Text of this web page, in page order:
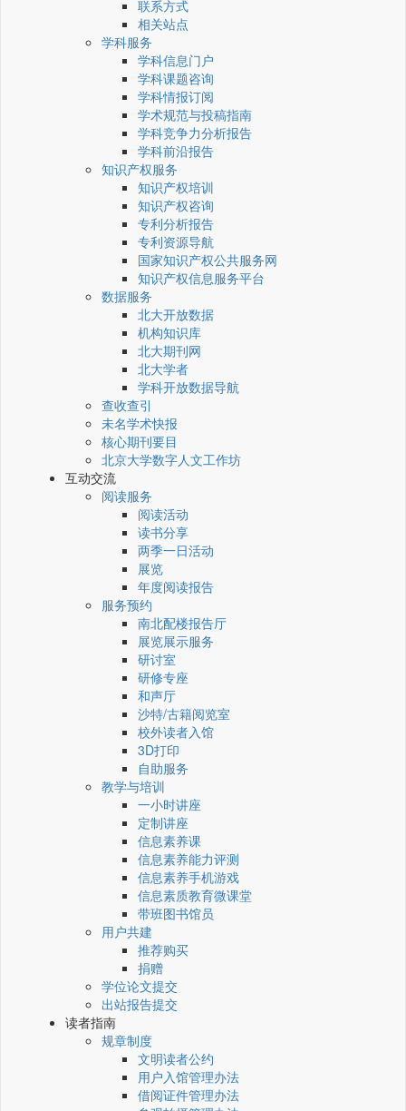
联系方式
相关站点
学科服务
学科信息门户
学科课题咨询
学科情报订阅
学术规范与投稿指南
学科竞争力分析报告
学科前沿报告
知识产权服务
知识产权培训
知识产权咨询
专利分析报告
专利资源导航
国家知识产权公共服务网
知识产权信息服务平台
数据服务
北大开放数据
机构知识库
北大期刊网
北大学者
学科开放数据导航
查收查引
未名学术快报
核心期刊要目
北京大学数字人文工作坊
互动交流
阅读服务
阅读活动
读书分享
两季一日活动
展览
年度阅读报告
服务预约
南北配楼报告厅
展览展示服务
研讨室
研修专座
和声厅
沙特/古籍阅览室
校外读者入馆
3D打印
自助服务
教学与培训
一小时讲座
定制讲座
信息素养课
信息素养能力评测
信息素养手机游戏
信息素质教育微课堂
带班图书馆员
用户共建
推荐购买
捐赠
学位论文提交
出站报告提交
读者指南
规章制度
文明读者公约
用户入馆管理办法
借阅证件管理办法